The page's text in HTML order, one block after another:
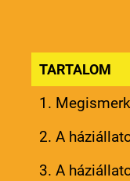
TARTALOM
1.
2. A
3. A